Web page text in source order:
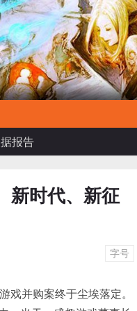
报告
新时代、新征
字号
并购案终于尘埃落定。